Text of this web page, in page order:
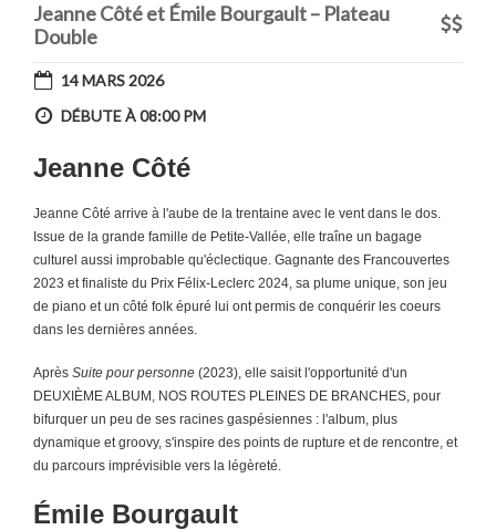
Jeanne Côté et Émile Bourgault – Plateau
Double
14 MARS 2026
DÉBUTE À 08:00 PM
Jeanne Côté
Jeanne Côté arrive à l'aube de la trentaine avec le vent dans le dos.
Issue de la grande famille de Petite-Vallée, elle traîne un bagage
culturel aussi improbable qu'éclectique. Gagnante des Francouvertes
2023 et finaliste du Prix Félix-Leclerc 2024, sa plume unique, son jeu
de piano et un côté folk épuré lui ont permis de conquérir les coeurs
dans les dernières années.
Après Suite pour personne (2023), elle saisit l'opportunité d'un
DEUXIÈME ALBUM, NOS ROUTES PLEINES DE BRANCHES, pour
bifurquer un peu de ses racines gaspésiennes : l'album, plus
dynamique et groovy, s'inspire des points de rupture et de rencontre, et
du parcours imprévisible vers la légèreté.
Émile Bourgault